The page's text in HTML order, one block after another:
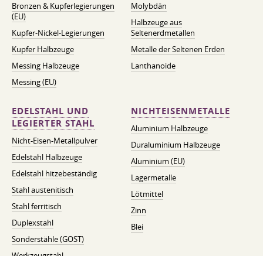
Bronzen & Kupferlegierungen
(EU)
Kupfer-Nickel-Legierungen
Kupfer Halbzeuge
Messing Halbzeuge
Messing (EU)
Molybdän
Halbzeuge aus
Seltenerdmetallen
Metalle der Seltenen Erden
Lanthanoide
EDELSTAHL UND
LEGIERTER STAHL
Nicht-Eisen-Metallpulver
Edelstahl Halbzeuge
Edelstahl hitzebeständig
Stahl austenitisch
Stahl ferritisch
Duplexstahl
Sonderstähle (GOST)
NICHTEISENMETALLE
Aluminium Halbzeuge
Duraluminium Halbzeuge
Aluminium (EU)
Lagermetalle
Lötmittel
Zinn
Blei